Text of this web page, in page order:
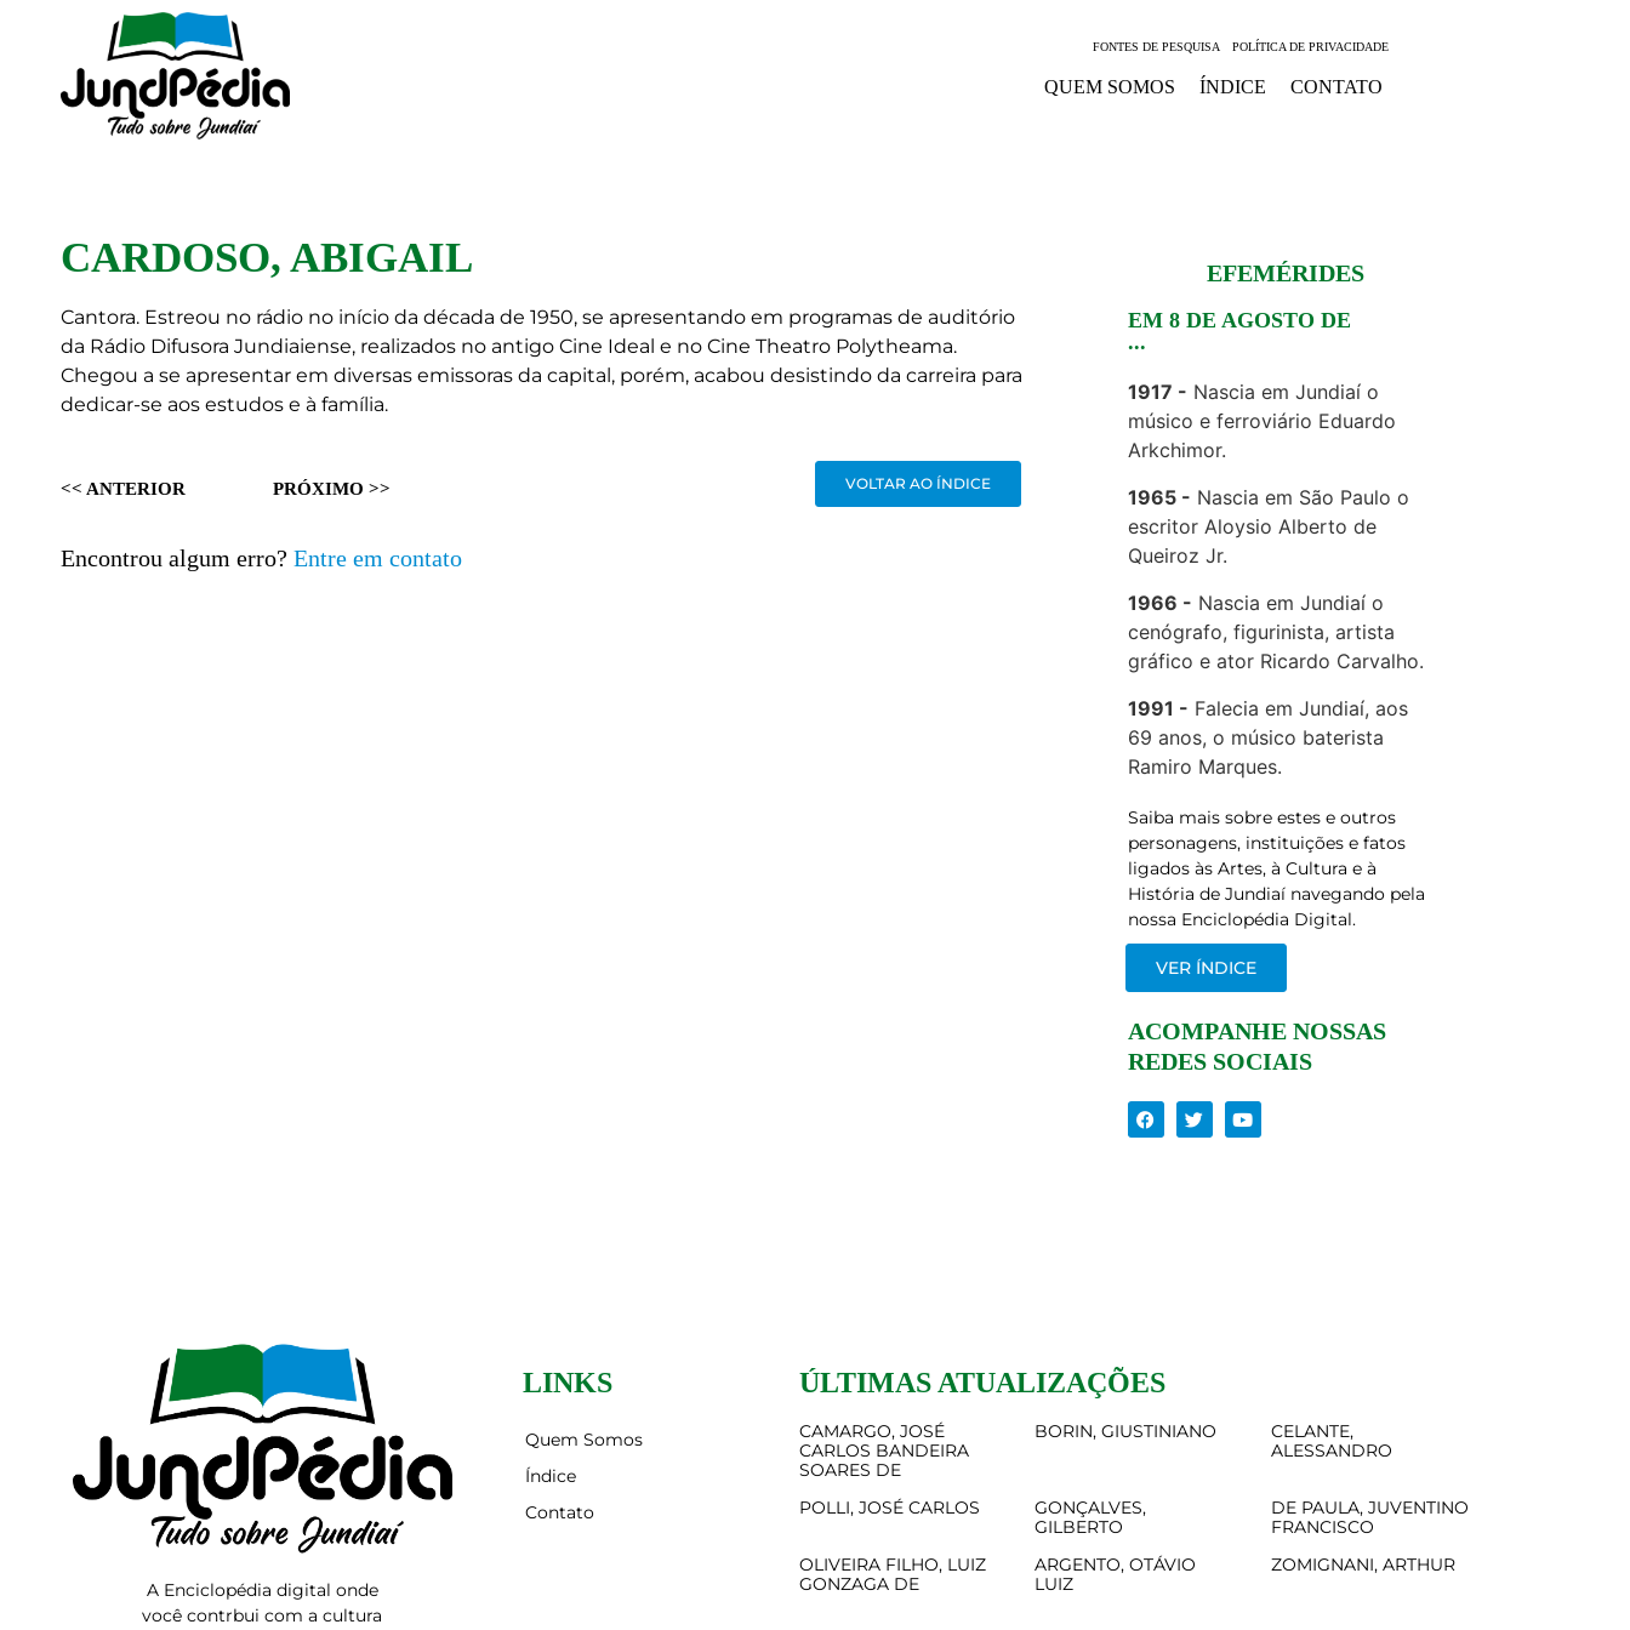
FONTES DE PESQUISA POLÍTICA DE PRIVACIDADE
QUEM SOMOS ÍNDICE CONTATO
CARDOSO, ABIGAIL
Cantora. Estreou no rádio no início da década de 1950, se apresentando em programas de auditório
da Rádio Difusora Jundiaiense, realizados no antigo Cine Ideal e no Cine Theatro Polytheama.
Chegou a se apresentar em diversas emissoras da capital, porém, acabou desistindo da carreira para
dedicar-se aos estudos e à família.
<< ANTERIOR PRÓXIMO >> VOLTAR AO ÍNDICE
Encontrou algum erro? Entre em contato
EFEMÉRIDES
EM 8 DE AGOSTO DE
...
1917
Nascia em Jundiaí o
músico e ferroviário Eduardo
Arkchimor.
1965
Nascia em São Paulo o
escritor Aloysio Alberto de
Queiroz Jr.
1966
Nascia em Jundiaí o
cenógrafo, figurinista, artista
gráfico e ator Ricardo Carvalho.
1991
Falecia em Jundiaí, aos
69 anos, o músico baterista
Ramiro Marques.
Saiba mais sobre estes e outros
personagens, instituições e fatos
ligados às Artes, à Cultura e à
História de Jundiaí navegando pela
nossa Enciclopédia Digital.
VER ÍNDICE
ACOMPANHE NOSSAS
REDES SOCIAIS
A Enciclopédia digital onde
você contrbui com a cultura
LINKS
Quem Somos
Índice
Contato
ÚLTIMAS ATUALIZAÇÕES
CAMARGO, JOSÉ
CARLOS BANDEIRA
SOARES DE
BORIN, GIUSTINIANO
CELANTE,
ALESSANDRO
POLLI, JOSÉ CARLOS
GONÇALVES,
GILBERTO
DE PAULA, JUVENTINO
FRANCISCO
OLIVEIRA FILHO, LUIZ
GONZAGA DE
ARGENTO, OTÁVIO
LUIZ
ZOMIGNANI, ARTHUR